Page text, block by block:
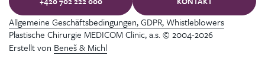
Plastische Chirurgie MEDICOM Clinic, a.s. © 2004-2026
Allgemeine Geschäftsbedingungen, GDPR, Whistleblowers
Erstellt von Beneš & Michl